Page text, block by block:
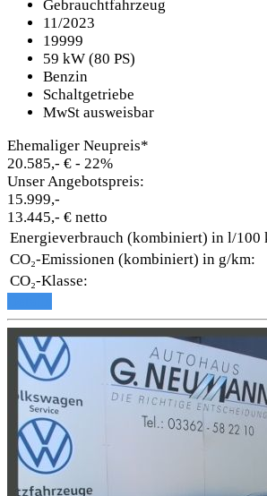
Gebrauchtfahrzeug
11/2023
19999
59 kW (80 PS)
Benzin
Schaltgetriebe
MwSt ausweisbar
Ehemaliger Neupreis*
20.585,- € - 22%
Unser Angebotspreis:
15.999,-
13.445,- € netto
Energieverbrauch (kombiniert) in l/100
CO₂-Emissionen (kombiniert) in g/km:
CO₂-Klasse: